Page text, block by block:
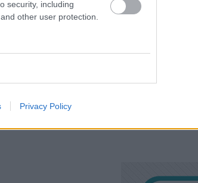
security, including
other user protection.
Privacy Policy